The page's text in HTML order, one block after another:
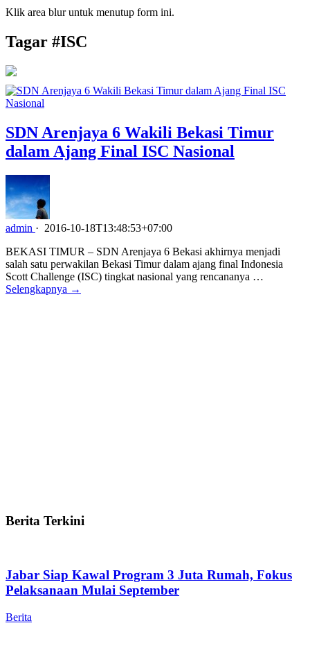
Klik area blur untuk menutup form ini.
Tagar #ISC
SDN Arenjaya 6 Wakili Bekasi Timur
dalam Ajang Final ISC Nasional
admin · 2016-10-18T13:48:53+07:00
BEKASI TIMUR – SDN Arenjaya 6 Bekasi akhirnya menjadi
salah satu perwakilan Bekasi Timur dalam ajang final Indonesia
Scott Challenge (ISC) tingkat nasional yang rencananya …
Selengkapnya →
Berita Terkini
Jabar Siap Kawal Program 3 Juta Rumah, Fokus
Pelaksanaan Mulai September
Berita